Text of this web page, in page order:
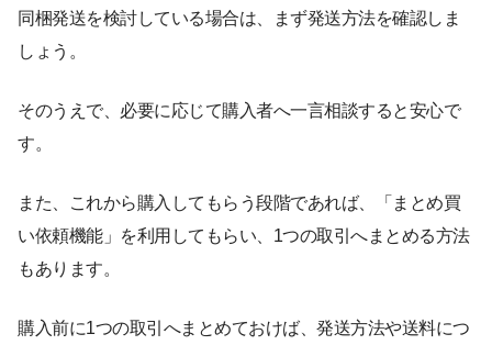
同梱発送を検討している場合は、まず発送方法を確認しま
しょう。
そのうえで、必要に応じて購入者へ一言相談すると安心で
す。
また、これから購入してもらう段階であれば、「まとめ買
い依頼機能」を利用してもらい、1つの取引へまとめる方法
もあります。
購入前に1つの取引へまとめておけば、発送方法や送料につ